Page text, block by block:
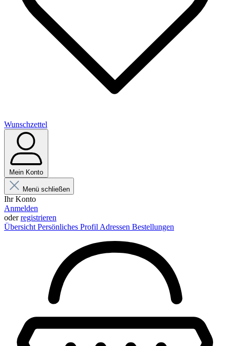
Wunschzettel
Mein Konto
Menü schließen
Ihr Konto
Anmelden
oderregistrieren
Übersicht Persönliches Profil Adressen Bestellungen